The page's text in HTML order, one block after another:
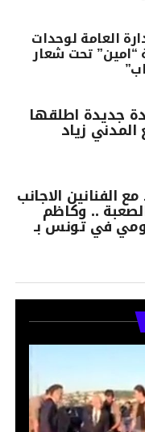
العامة لوحدات
“امين” تحت شعار
جديدة اطلقها
زياد
الفنانين الاجانب
.. وكاظم
في تونس بـ